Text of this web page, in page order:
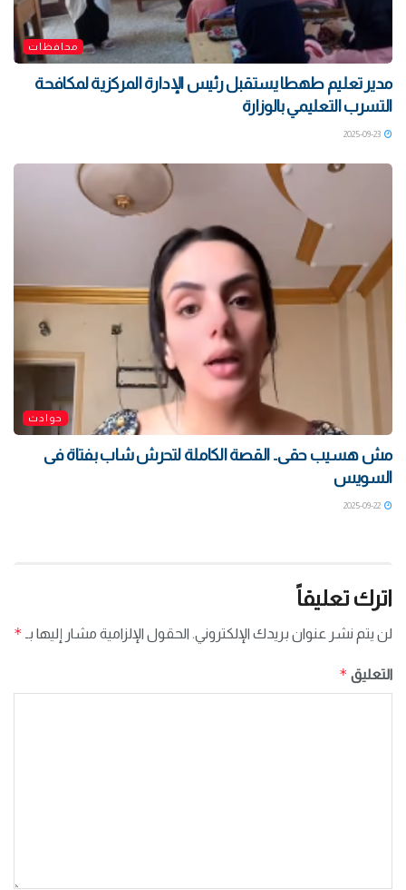
محافظات
مدير تعليم طهطا يستقبل رئيس الإدارة المركزية لمكافحة
التسرب التعليمي بالوزارة
حوادث
مش هسيب حقى.. القصة الكاملة لتحرش شاب بفتاة فى
السويس
اترك تعليقاً
لن يتم نشر عنوان بريدك الإلكتروني. الحقول الإلزامية مشار إليها بـ *
التعليق *